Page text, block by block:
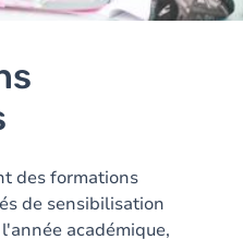
des formations
de sensibilisation
académique,